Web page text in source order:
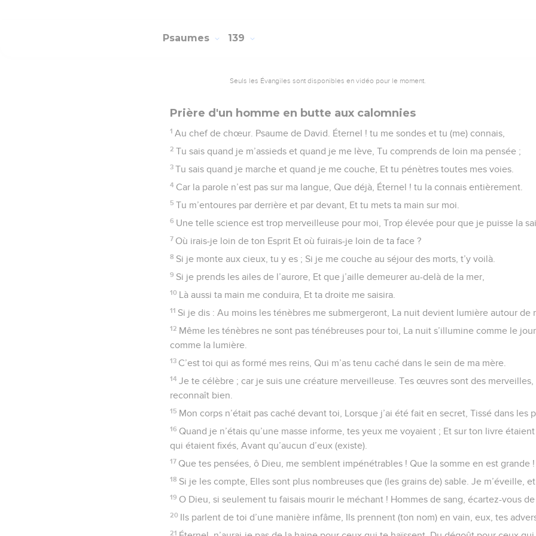
Psaumes 139
Seuls les Évangiles sont disponibles en vidéo pour le moment.
Prière d'un homme en butte aux calomnies
1 Au chef de chœur. Psaume de David. Éternel ! tu me sondes et tu (me) connais,
2 Tu sais quand je m’assieds et quand je me lève, Tu comprends de loin ma pensée ;
3 Tu sais quand je marche et quand je me couche, Et tu pénètres toutes mes voies.
4 Car la parole n’est pas sur ma langue, Que déjà, Éternel ! tu la connais entièrement.
5 Tu m’entoures par derrière et par devant, Et tu mets ta main sur moi.
6 Une telle science est trop merveilleuse pour moi, Trop élevée pour que je puisse la
7 Où irais-je loin de ton Esprit Et où fuirais-je loin de ta face ?
8 Si je monte aux cieux, tu y es ; Si je me couche au séjour des morts, t’y voilà.
9 Si je prends les ailes de l’aurore, Et que j’aille demeurer au-delà de la mer,
10 Là aussi ta main me conduira, Et ta droite me saisira.
11 Si je dis : Au moins les ténèbres me submergeront, La nuit devient lumière autour de
12 Même les ténèbres ne sont pas ténébreuses pour toi, La nuit s’illumine comme le
comme la lumière.
13 C’est toi qui as formé mes reins, Qui m’as tenu caché dans le sein de ma mère.
14 Je te célèbre ; car je suis une créature merveilleuse. Tes œuvres sont des merveilles,
reconnaît bien.
15 Mon corps n’était pas caché devant toi, Lorsque j’ai été fait en secret, Tissé dans les
16 Quand je n’étais qu’une masse informe, tes yeux me voyaient ; Et sur ton livre
qui étaient fixés, Avant qu’aucun d’eux (existe).
17 Que tes pensées, ô Dieu, me semblent impénétrables ! Que la somme en est grande !
18 Si je les compte, Elles sont plus nombreuses que (les grains de) sable. Je m’éveille,
19 O Dieu, si seulement tu faisais mourir le méchant ! Hommes de sang, écartez-vous
20 Ils parlent de toi d’une manière infâme, Ils prennent (ton nom) en vain, eux, tes
21